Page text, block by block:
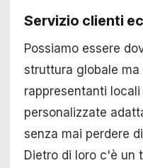
Servizio clienti
Possiamo essere
struttura globale ma
rappresentanti
personalizzate
senza mai perdere
Dietro di loro c'è un